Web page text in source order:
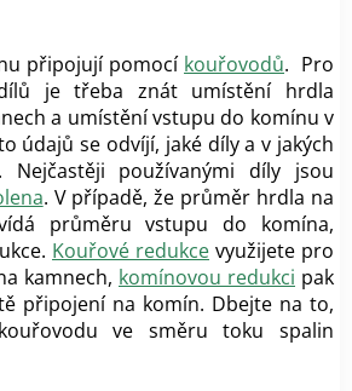
připojují pomocí kouřovodů. Pro
je třeba znát umístění hrdla
a umístění vstupu do komínu v
údajů se odvíjí, jaké díly a v jakých
Nejčastěji používanými díly jsou
. V případě, že průměr hrdla na
průměru vstupu do komína,
Kouřové redukce využijete pro
kamnech, komínovou redukci pak
připojení na komín. Dbejte na to,
ve směru toku spalin